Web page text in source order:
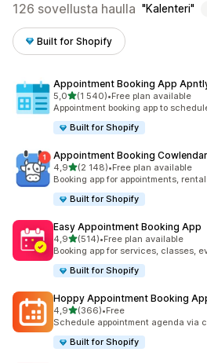
126 sovellusta haulla Kalenteri
Built for Shopify
Appointment Booking App
5,0/ 5 tähteä
(1 540)
1540 arvostelua yhteensä
•Free plan available
Appointment booking app to
Built for Shopify
Appointment Booking Cowlendar
4,9/ 5 tähteä
(2 148)
2148 arvostelua yhteensä
•Free plan available
Booking app for appointments,
Built for Shopify
Easy Appointment Booking App
4,9/ 5 tähteä
(514)
514 arvostelua yhteensä
•Free plan available
Booking app for services, classes,
Built for Shopify
Hoppy Appointment Booking
4,9/ 5 tähteä
(366)
366 arvostelua yhteensä
•Free
Schedule appointment agenda via
Built for Shopify